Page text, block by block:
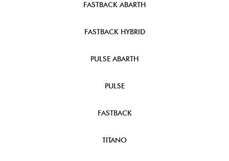
FASTBACK ABARTH
FASTBACK HYBRID
PULSE ABARTH
PULSE
FASTBACK
TITANO